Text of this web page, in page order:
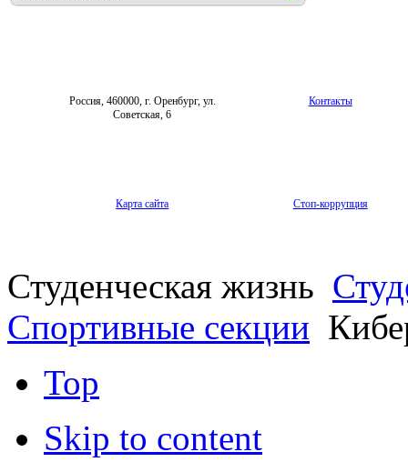
Россия, 460000, г. Оренбург, ул.
Советская, 6
Контакты
Карта сайта Стоп-коррупция
Студенческая жизнь
Спортивные секции
Top
Skip to content